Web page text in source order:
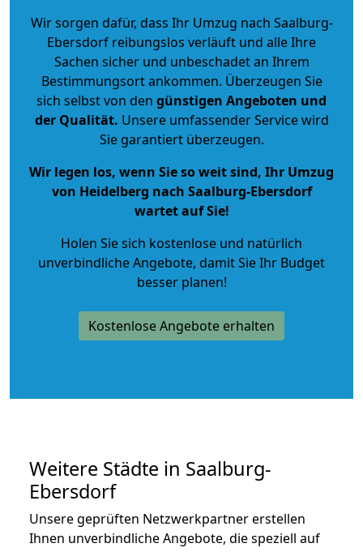
Wir sorgen dafür, dass Ihr Umzug nach Saalburg-
Ebersdorf reibungslos verläuft und alle Ihre
Sachen sicher und unbeschadet an Ihrem
Bestimmungsort ankommen. Überzeugen Sie
sich selbst von den günstigen Angeboten und
der Qualität. Unsere umfassender Service wird
Sie garantiert überzeugen.
Wir legen los, wenn Sie so weit sind, Ihr Umzug
von Heidelberg nach Saalburg-Ebersdorf
wartet auf Sie!
Holen Sie sich kostenlose und natürlich
unverbindliche Angebote, damit Sie Ihr Budget
besser planen!
Kostenlose Angebote erhalten
Weitere Städte in Saalburg-
Ebersdorf
Unsere geprüften Netzwerkpartner erstellen
Ihnen unverbindliche Angebote, die speziell auf